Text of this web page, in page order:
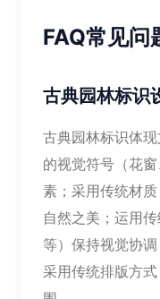
FAQ常见问
古典园林标识
古典园林标识体
的视觉符号（花
素；采用传统材
自然之美；运用
等）保持视觉协
采用传统排版方